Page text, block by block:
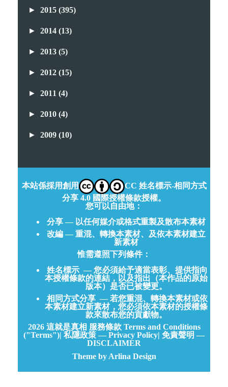
► 2015 (395)
► 2014 (13)
► 2013 (5)
► 2012 (15)
► 2011 (4)
► 2010 (4)
► 2009 (10)
本站係採用創用
CC 姓名標示-相同方式
分享 4.0 國際授權條款授權。
您可以自由地：
分享 — 以任何媒介或格式重製及散布本素材
改編 — 重混、轉換本素材、及依本素材建立
新素材
惟需遵照下列條件：
姓名標示 — 您必須給予適當表彰、提供指向
本授權條款的連結，以及指出（本作品的原始
版本）是否已被變更。
相同方式分享 — 若您重混、轉換本素材或依
本素材建立新素材，您必須依本素材的授權條
款來散布您的貢獻物。
2026 這就是真相 服務條款 Terms and Conditions
("Terms")| 私隱政策 — Privacy Policy| 免責聲明 —
DISCLAIMER
Theme by Arlina Design